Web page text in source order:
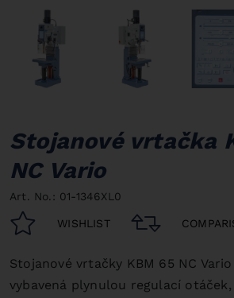
Stojanové vrtačka
NC Vario
Art. No.: 01-1346XL0
WISHLIST
Stojanové vrtačky KBM 65 NC
vybavená plynulou regulací